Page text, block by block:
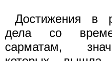
Достижения в
дела со
сарматам,